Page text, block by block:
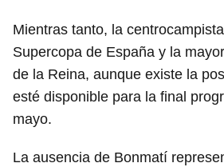
Mientras tanto, la
Supercopa de España y la
de la Reina, aunque existe la
esté disponible para la final
mayo.
La ausencia de Bonmatí